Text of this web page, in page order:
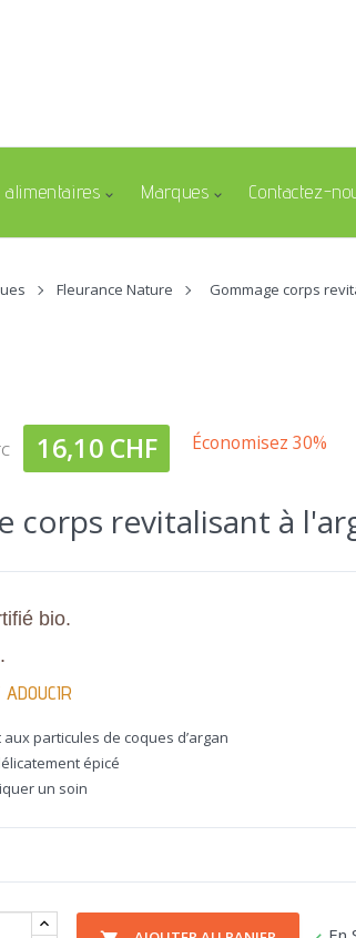
alimentaires Marques Contactez-
Fleurance Nature Gommage corps
16,10 CHF Économisez 30%
corps revitalisant à
bio.
aux particules de coques d’argan
épicé
un soin